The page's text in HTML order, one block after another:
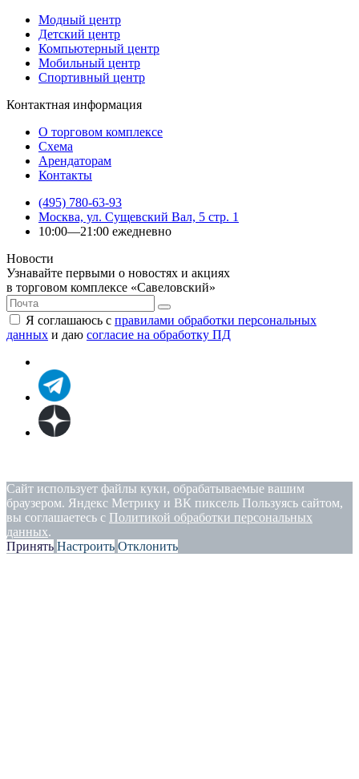
Модный центр
Детский центр
Компьютерный центр
Мобильный центр
Спортивный центр
Контактная информация
О торговом комплексе
Схема
Арендаторам
Контакты
(495) 780-63-93
Москва, ул. Сущевский Вал, 5 стр. 1
10:00—21:00 ежедневно
Новости
Узнавайте первыми о новостях и акциях
в торговом комплексе «Савеловский»
Я соглашаюсь с правилами обработки персональных
данных и даю согласие на обработку ПД
Сайт использует файлы куки, обрабатываемые вашим
браузером. Яндекс Метрику и ВК пиксель Пользуясь сайтом,
вы соглашаетесь с Политикой обработки персональных
данных.
Принять Настроить Отклонить